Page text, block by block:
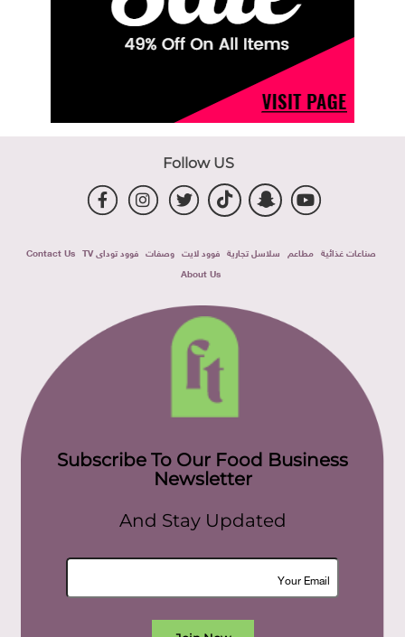
Follow US
صناعات غذائية مطاعم سلاسل تجارية فوود لايت وصفات فوود توداى TV
Contact Us
About Us
Subscribe To Our Food Business
Newsletter
And Stay Updated